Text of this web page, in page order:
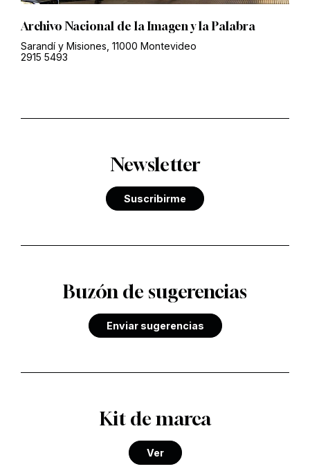
Archivo Nacional de la Imagen y la Palabra
Sarandí y Misiones, 11000 Montevideo
2915 5493
Newsletter
Suscribirme
Buzón de sugerencias
Enviar sugerencias
Kit de marca
Ver